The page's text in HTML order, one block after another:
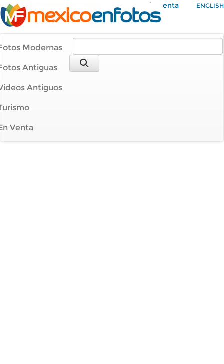
Mi Cuenta ENGLISH
Modernas
Antiguas
Antiguos
Venta